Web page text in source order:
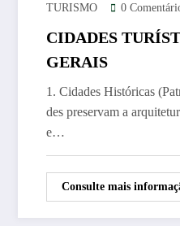
TURISMO 0
CIDADES
GERAIS
1. Cidades Históricas
des preservam a
e…
Consulte mais